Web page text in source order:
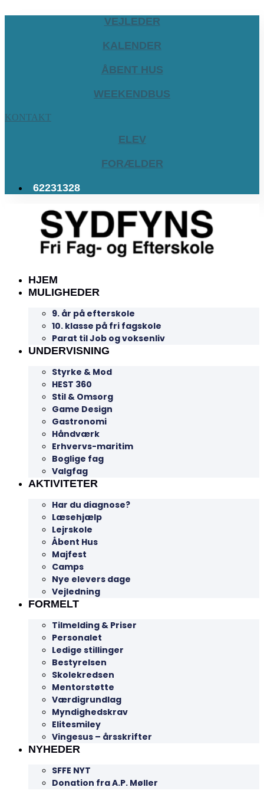
VEJLEDER
KALENDER
ÅBENT HUS
WEEKENDBUS
KONTAKT
ELEV
FORÆLDER
62231328
HJEM
MULIGHEDER
9. år på efterskole
10. klasse på fri fagskole
Parat til Job og voksenliv
UNDERVISNING
Styrke & Mod
HEST 360
Stil & Omsorg
Game Design
Gastronomi
Håndværk
Erhvervs-maritim
Boglige fag
Valgfag
AKTIVITETER
Har du diagnose?
Læsehjælp
Lejrskole
Åbent Hus
Majfest
Camps
Nye elevers dage
Vejledning
FORMELT
Tilmelding & Priser
Personalet
Ledige stillinger
Bestyrelsen
Skolekredsen
Mentorstøtte
Værdigrundlag
Myndighedskrav
Elitesmiley
Vingesus – årsskrifter
NYHEDER
SFFE NYT
Donation fra A.P. Møller